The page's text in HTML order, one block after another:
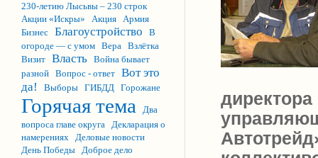
230-летию Лысьвы – 230 строк
Акции «Искры»
Акция Армия
Бизнес Благоустройство
В
огороде — с умом Вера Взлётка
Визит Власть Война бывает
разной Вопрос - ответ Вот это
да!
Выборы ГИБДД Горожане
Горячая тема
Два
вопроса главе округа Декларация о
намерениях Деловые новости
День Победы Доброе дело